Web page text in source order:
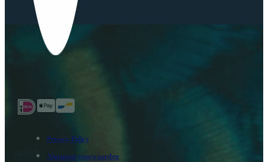
Privacy Policy
Algemene voorwaarden